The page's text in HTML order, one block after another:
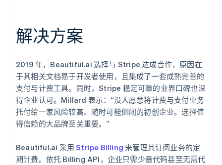
解决方案
2019 年，Beautiful.ai 选择与 Stripe 达成合作，原因在
于其相关文档易于开发者使用，且集成了一套成熟完善的
支付与计费工具。同时，Stripe 稳定可靠的业界口碑也深
得企业认可。Millard 表示：“没人愿意将计费与支付业务
托付给一家风险较高、随时可能倒闭的初创企业。选择值
得信赖的大品牌至关重要。”
Beautiful.ai 采用Stripe Billing 来管理其订阅业务的定
期计费。依托 Billing API，企业只需少量代码甚至无需代